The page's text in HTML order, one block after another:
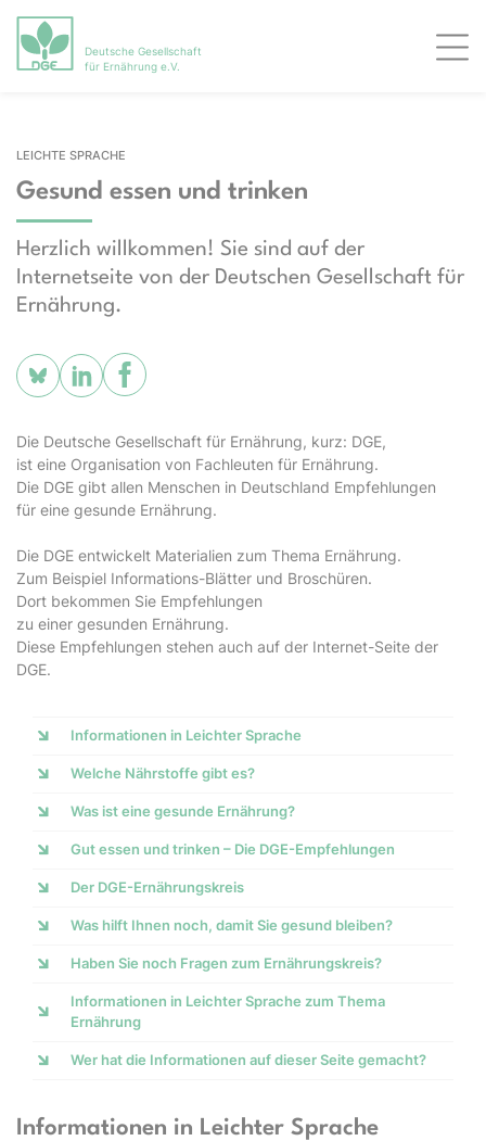
Deutsche Gesellschaft
für Ernährung e.V.
LEICHTE SPRACHE
Gesund essen und trinken
Herzlich willkommen! Sie sind auf der
Internetseite von der Deutschen Gesellschaft für
Ernährung.
Die Deutsche Gesellschaft für Ernährung, kurz: DGE,
ist eine Organisation von Fachleuten für Ernährung.
Die DGE gibt allen Menschen in Deutschland Empfehlungen
für eine gesunde Ernährung.
Die DGE entwickelt Materialien zum Thema Ernährung.
Zum Beispiel Informations-Blätter und Broschüren.
Dort bekommen Sie Empfehlungen
zu einer gesunden Ernährung.
Diese Empfehlungen stehen auch auf der Internet-Seite der
DGE.
Informationen in Leichter Sprache
Welche Nährstoffe gibt es?
Was ist eine gesunde Ernährung?
Gut essen und trinken – Die DGE-Empfehlungen
Der DGE-Ernährungskreis
Was hilft Ihnen noch, damit Sie gesund bleiben?
Haben Sie noch Fragen zum Ernährungskreis?
Informationen in Leichter Sprache zum Thema
Ernährung
Wer hat die Informationen auf dieser Seite gemacht?
Informationen in Leichter Sprache